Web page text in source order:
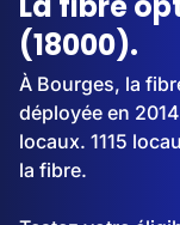
(18000).
À Bourges, la
déployée en
locaux. 1115
la fibre.